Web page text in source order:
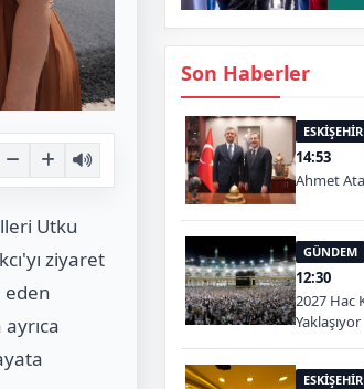
Utku
ziyaret
eden
Son Haberler
ESKİŞEHİR
14:53
Ahmet
GÜNDEM
12:30
2027 Hac
Yaklaşıyor
ESKİŞEHİR